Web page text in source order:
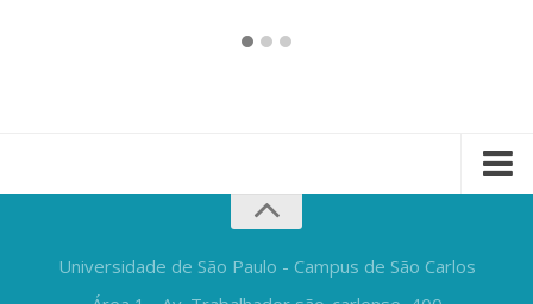
Universidade de São Paulo - Campus de São Carlos